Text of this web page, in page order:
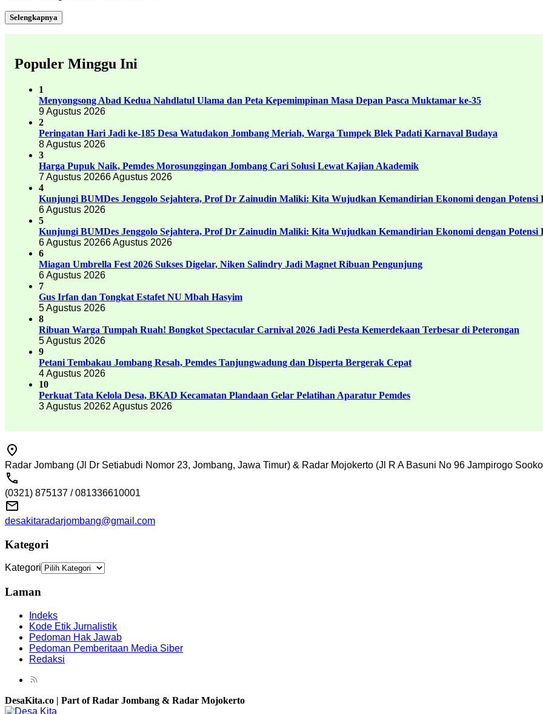
Selengkapnya
Populer Minggu Ini
1
Menyongsong Abad Kedua Nahdlatul Ulama dan Peta Kepemimpinan Masa Depan Pasca Muktamar ke-35
9 Agustus 2026
2
Peringatan Hari Jadi ke-185 Desa Watudakon Jombang Meriah, Warga Tumpek Blek Padati Karnaval Budaya
8 Agustus 2026
3
Harga Pupuk Naik, Pemdes Morosunggingan Jombang Cari Solusi Lewat Kajian Akademik
7 Agustus 20266 Agustus 2026
4
Kunjungi BUMDes Jenggolo Sejahtera, Prof Dr Zainudin Maliki: Kita Wujudkan Kemandirian Ekonomi dengan Potensi
6 Agustus 2026
5
Kunjungi BUMDes Jenggolo Sejahtera, Prof Dr Zainudin Maliki: Kita Wujudkan Kemandirian Ekonomi dengan Potensi
6 Agustus 20266 Agustus 2026
6
Miagan Umbrella Fest 2026 Sukses Digelar, Niken Salindry Jadi Magnet Ribuan Pengunjung
6 Agustus 2026
7
Gus Irfan dan Tongkat Estafet NU Mbah Hasyim
5 Agustus 2026
8
Ribuan Warga Tumpah Ruah! Bongkot Spectacular Carnival 2026 Jadi Pesta Kemerdekaan Terbesar di Peterongan
5 Agustus 2026
9
Petani Tembakau Jombang Resah, Pemdes Tanjungwadung dan Disperta Bergerak Cepat
4 Agustus 2026
10
Perkuat Tata Kelola Desa, BKAD Kecamatan Plandaan Gelar Pelatihan Aparatur Pemdes
3 Agustus 20262 Agustus 2026
Radar Jombang (Jl Dr Setiabudi Nomor 23, Jombang, Jawa Timur) & Radar Mojokerto (Jl R A Basuni No 96 Jampirogo
(0321) 875137 / 081336610001
desakitaradarjombang@gmail.com
Kategori
Kategori
Laman
Indeks
Kode Etik Jurnalistik
Pedoman Hak Jawab
Pedoman Pemberitaan Media Siber
Redaksi
DesaKita.co | Part of Radar Jombang & Radar Mojokerto